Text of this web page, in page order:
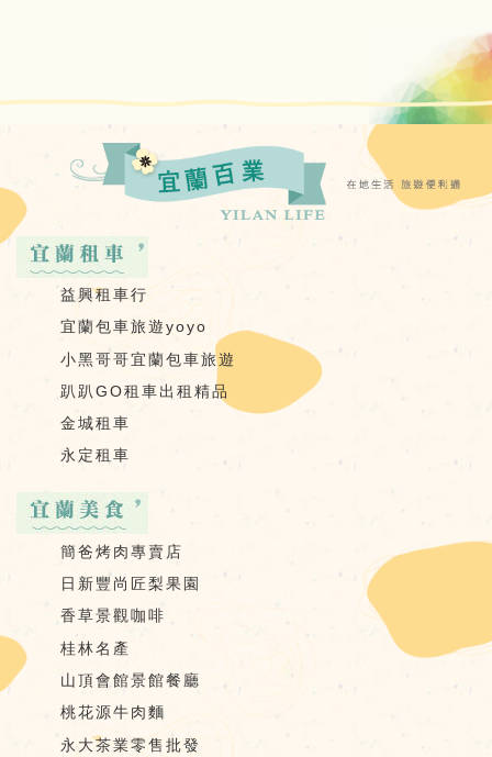
益興租車行
宜蘭包車旅遊yoyo
小黑哥哥宜蘭包車旅遊
趴趴GO租車出租精品
金城租車
永定租車
簡爸烤肉專賣店
日新豐尚匠梨果園
香草景觀咖啡
桂林名產
山頂會館景館餐廳
桃花源牛肉麵
永大茶業零售批發